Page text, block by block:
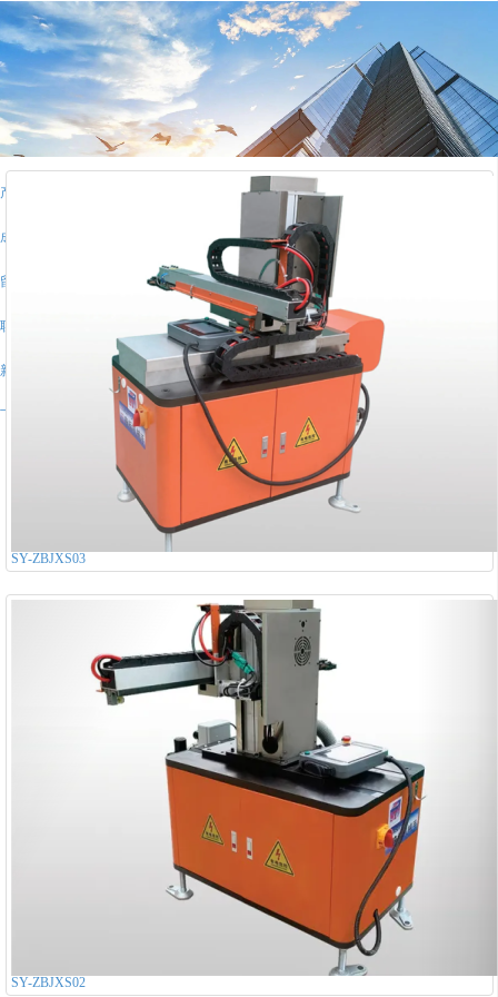
首页
公司简介
产品中心
成功案例
留言反馈
联系我们
新闻动态
下载
SY-ZBJXS03
SY-ZBJXS02